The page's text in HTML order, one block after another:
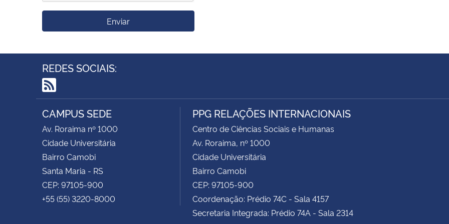
Enviar
REDES SOCIAIS:
RSS
CAMPUS SEDE
Av. Roraima nº 1000
Cidade Universitária
Bairro Camobi
Santa Maria - RS
CEP: 97105-900
+55 (55) 3220-8000
PPG RELAÇÕES INTERNACIONAIS
Centro de Ciências Sociais e Humanas
Av. Roraima, nº 1000
Cidade Universitária
Bairro Camobi
CEP: 97105-900
Coordenação: Prédio 74C - Sala 4157
Secretaria Integrada: Prédio 74A - Sala 2314